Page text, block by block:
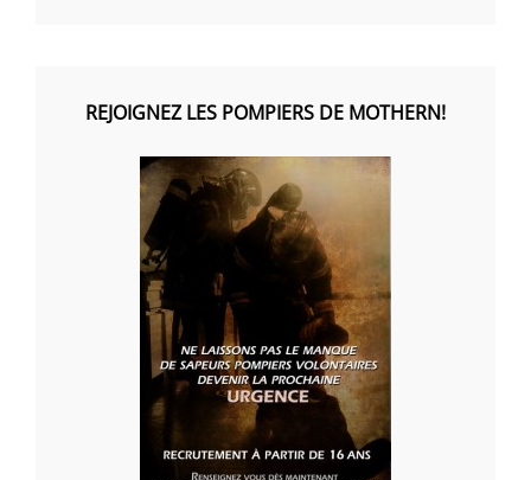
REJOIGNEZ LES POMPIERS DE MOTHERN!